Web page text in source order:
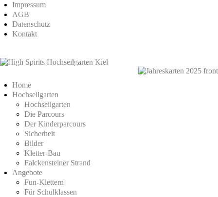
Impressum
AGB
Datenschutz
Kontakt
Home
Hochseilgarten
Hochseilgarten
Die Parcours
Der Kinderparcours
Sicherheit
Bilder
Kletter-Bau
Falckensteiner Strand
Angebote
Fun-Klettern
Für Schulklassen